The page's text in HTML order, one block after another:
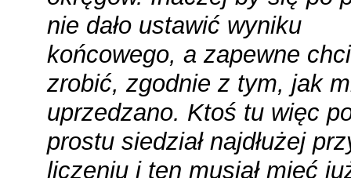
nie dało ustawić wyniku
końcowego, a zapewne
zrobić, zgodnie z tym, jak
uprzedzano. Ktoś tu więc
prostu siedział najdłużej
liczeniu i ten musiał mieć